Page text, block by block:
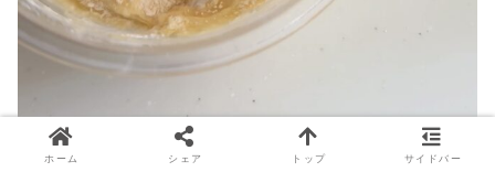
ホーム シェア トップ サイドバー